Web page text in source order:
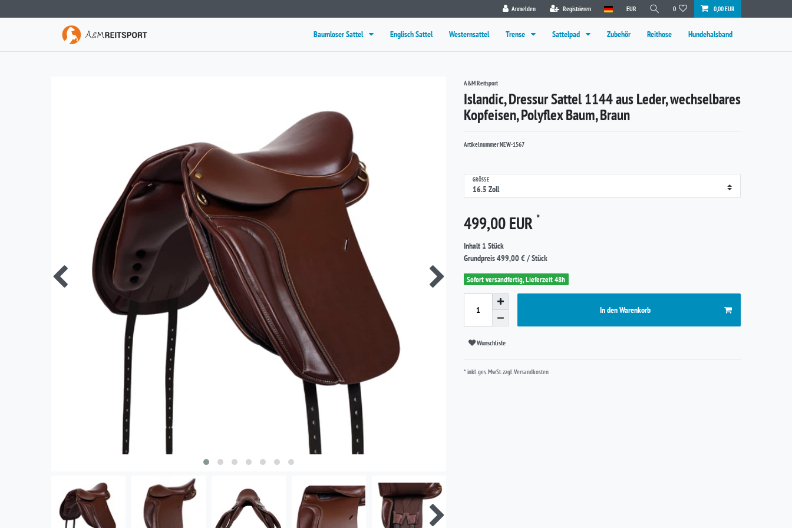
Anmelden Registrieren EUR 0 0,00 EUR
Baumloser Sattel Englisch Sattel Westernsattel Trense Sattelpad Zubehör Reithose Hundehalsband
A&M Reitsport
Islandic, Dressur Sattel 1144 aus Leder, wechselbares
Kopfeisen, Polyflex Baum, Braun
ArtikelnummerNEW-1567
GRÖSSE
499,00 EUR *
Inhalt 1 Stück
Grundpreis499,00 € / Stück
Sofort versandfertig, Lieferzeit 48h
In den Warenkorb
Wunschliste
* inkl. ges. MwSt. zzgl.Versandkosten